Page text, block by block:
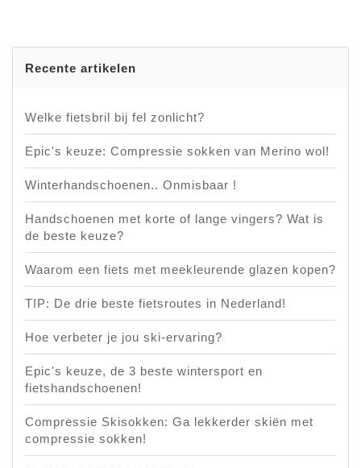
Recente artikelen
Welke fietsbril bij fel zonlicht?
Epic's keuze: Compressie sokken van Merino wol!
Winterhandschoenen.. Onmisbaar !
Handschoenen met korte of lange vingers? Wat is
de beste keuze?
Waarom een fiets met meekleurende glazen kopen?
TIP: De drie beste fietsroutes in Nederland!
Hoe verbeter je jou ski-ervaring?
Epic's keuze, de 3 beste wintersport en
fietshandschoenen!
Compressie Skisokken: Ga lekkerder skiën met
compressie sokken!